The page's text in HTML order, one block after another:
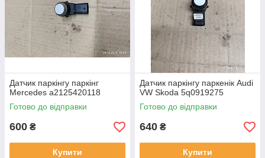
Датчик паркінгу паркінг
Mercedes a2125420118
Готово до відправки
600 ₴
Купити
Датчик паркінгу паркенік Audi
VW Skoda 5q0919275
Готово до відправки
640 ₴
Купити